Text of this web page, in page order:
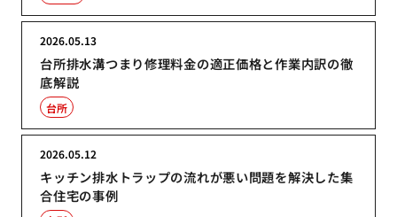
台所排水溝つまり修理料金の適正価格と作業内訳の徹
底解説
2026.05.13
台所
キッチン排水トラップの流れが悪い問題を解決した集
合住宅の事例
2026.05.12